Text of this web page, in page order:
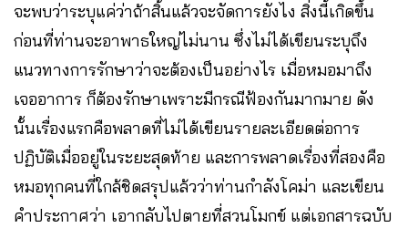
จะพบว่าระบุแค่ว่าถ้าสิ้นแล้วจะจัดการยังไง สิ่งนี้เกิดขึ้น
ก่อนที่ท่านจะอาพาธใหญ่ไม่นาน ซึ่งไม่ได้เขียนระบุถึง
แนวทางการรักษาว่าจะต้องเป็นอย่างไร เมื่อหมอมาถึง
เจออาการ ก็ต้องรักษาเพราะมีกรณีฟ้องกันมากมาย ดัง
นั้นเรื่องแรกคือพลาดที่ไม่ได้เขียนรายละเอียดต่อการ
ปฏิบัติเมื่ออยู่ในระยะสุดท้าย และการพลาดเรื่องที่สองคือ
หมอทุกคนที่ใกล้ชิดสรุปแล้วว่าท่านกำลังโคม่า และเขียน
คำประกาศว่า เอากลับไปตายที่สวนโมกข์ แต่เอกสารฉบับ